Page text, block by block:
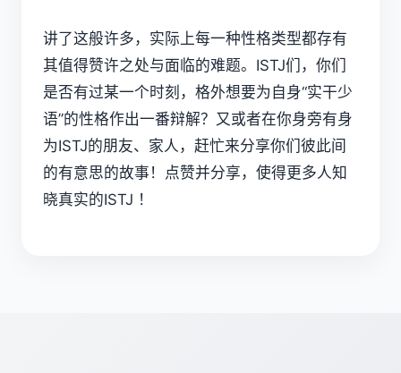
讲了这般许多，实际上每一种性格类型都存有
其值得赞许之处与面临的难题。ISTJ们，你们
是否有过某一个时刻，格外想要为自身“实干少
语”的性格作出一番辩解？又或者在你身旁有身
为ISTJ的朋友、家人，赶忙来分享你们彼此间
的有意思的故事！点赞并分享，使得更多人知
晓真实的ISTJ ！